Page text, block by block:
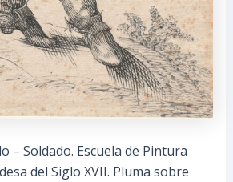
– Soldado. Escuela de Pintura
del Siglo XVII. Pluma sobre